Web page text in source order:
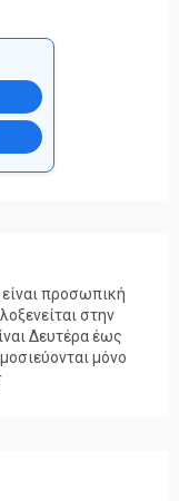
προσωπική
στην
Δευτέρα έως
μόνο